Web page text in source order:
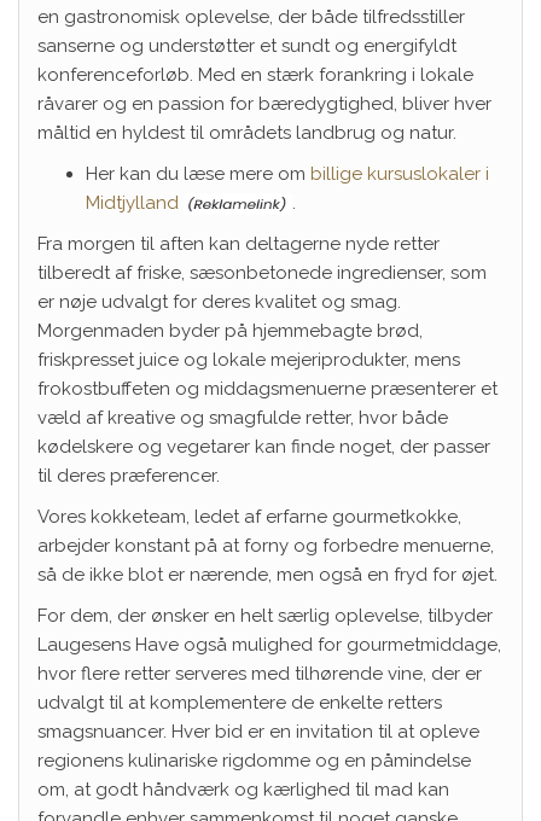
en gastronomisk oplevelse, der både tilfredsstiller
sanserne og understøtter et sundt og energifyldt
konferenceforløb. Med en stærk forankring i lokale
råvarer og en passion for bæredygtighed, bliver hver
måltid en hyldest til områdets landbrug og natur.
Her kan du læse mere om billige kursuslokaler i
Midtjylland
.
Fra morgen til aften kan deltagerne nyde retter
tilberedt af friske, sæsonbetonede ingredienser, som
er nøje udvalgt for deres kvalitet og smag.
Morgenmaden byder på hjemmebagte brød,
friskpresset juice og lokale mejeriprodukter, mens
frokostbuffeten og middagsmenuerne præsenterer et
væld af kreative og smagfulde retter, hvor både
kødelskere og vegetarer kan finde noget, der passer
til deres præferencer.
Vores kokketeam, ledet af erfarne gourmetkokke,
arbejder konstant på at forny og forbedre menuerne,
så de ikke blot er nærende, men også en fryd for øjet.
For dem, der ønsker en helt særlig oplevelse, tilbyder
Laugesens Have også mulighed for gourmetmiddage,
hvor flere retter serveres med tilhørende vine, der er
udvalgt til at komplementere de enkelte retters
smagsnuancer. Hver bid er en invitation til at opleve
regionens kulinariske rigdomme og en påmindelse
om, at godt håndværk og kærlighed til mad kan